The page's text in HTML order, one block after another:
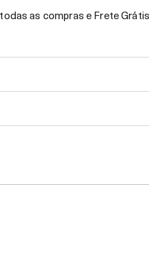
as compras e Frete